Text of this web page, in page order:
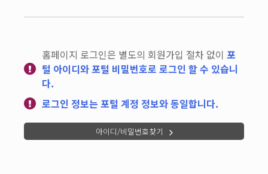
홈페이지 로그인은 별도의 회원가입 절차 없이 포
털 아이디와 포털 비밀번호로 로그인 할 수 있습니
다.
로그인 정보는 포털 계정 정보와 동일합니다.
아이디/비밀번호찾기